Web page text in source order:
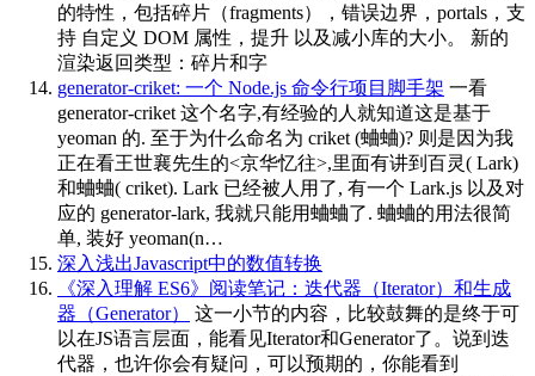
的特性，包括碎片（fragments），错误边界，portals，支
持 自定义 DOM 属性，提升 以及减小库的大小。 新的
渲染返回类型：碎片和字
generator-criket: 一个 Node.js 命令行项目脚手架 一看
generator-criket 这个名字,有经验的人就知道这是基于
yeoman 的. 至于为什么命名为 criket (蛐蛐)? 则是因为我
正在看王世襄先生的<京华忆往>,里面有讲到百灵( Lark)
和蛐蛐( criket). Lark 已经被人用了, 有一个 Lark.js 以及对
应的 generator-lark, 我就只能用蛐蛐了. 蛐蛐的用法很简
单, 装好 yeoman(n…
深入浅出Javascript中的数值转换
《深入理解 ES6》阅读笔记：迭代器（Iterator）和生成
器（Generator）
这一小节的内容，比较鼓舞的是终于可
以在JS语言层面，能看见Iterator和Generator了。说到迭
代器，也许你会有疑问，可以预期的，你能看到